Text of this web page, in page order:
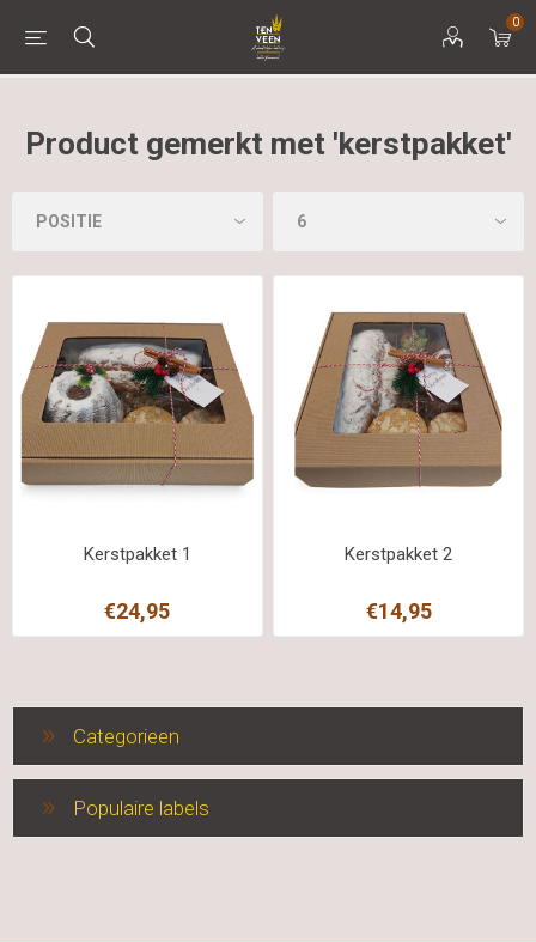
0
Product gemerkt met 'kerstpakket'
Kerstpakket 1
€24,95
Kerstpakket 2
€14,95
Categorieen
Populaire labels